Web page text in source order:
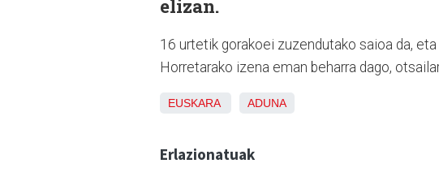
elizan.
16 urtetik gorakoei zuzendutako saioa da,
Horretarako izena eman beharra dago,
EUSKARA ADUNA
Erlazionatuak